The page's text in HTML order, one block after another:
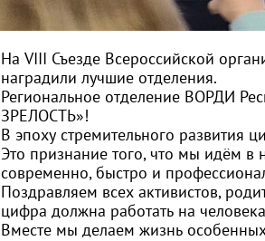
На VIII Съезде Всероссийской
наградили лучшие отделения.
Региональное отделение ВОРДИ
ЗРЕЛОСТЬ»!
В эпоху стремительного развития
Это признание того, что мы идём
современно, быстро и
Поздравляем всех активистов,
цифра должна работать на
Вместе мы делаем жизнь